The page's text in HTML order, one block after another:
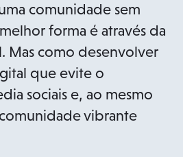
comunidade sem
forma é através da
Mas como desenvolver
que evite o
sociais e, ao mesmo
vibrante